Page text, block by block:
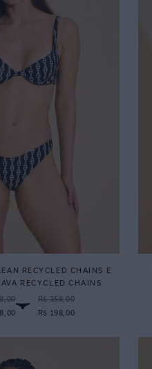
RECYCLED CHAINS E
RECYCLED CHAINS
R$ 358,00
R$ 198,00